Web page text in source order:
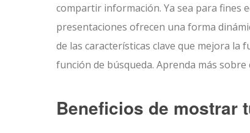
compartir información. Ya sea para fines
presentaciones ofrecen una forma
de las características clave que mejora la
función de búsqueda. Aprenda más
Beneficios de mostrar